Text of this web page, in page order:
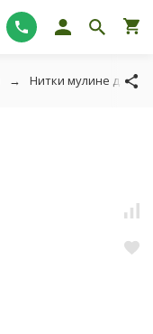
Нитки мулине для